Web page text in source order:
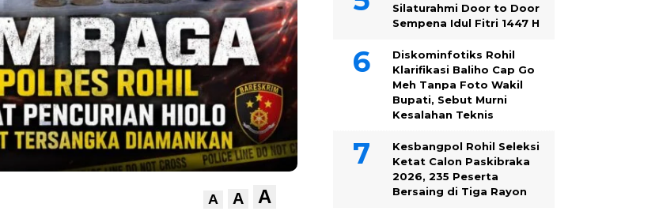
A A A
Silaturahmi Door to Door
Sempena Idul Fitri 1447 H
Diskominfotiks Rohil
Klarifikasi Baliho Cap Go
Meh Tanpa Foto Wakil
Bupati, Sebut Murni
Kesalahan Teknis
Kesbangpol Rohil Seleksi
Ketat Calon Paskibraka
2026, 235 Peserta
Bersaing di Tiga Rayon